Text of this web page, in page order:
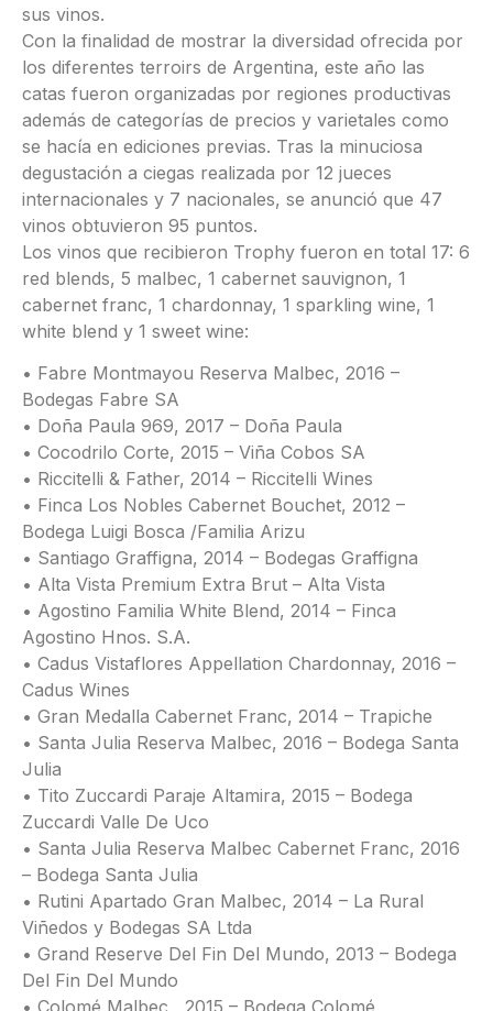
sus vinos.
Con la finalidad de mostrar la diversidad ofrecida por
los diferentes terroirs de Argentina, este año las
catas fueron organizadas por regiones productivas
además de categorías de precios y varietales como
se hacía en ediciones previas. Tras la minuciosa
degustación a ciegas realizada por 12 jueces
internacionales y 7 nacionales, se anunció que 47
vinos obtuvieron 95 puntos.
Los vinos que recibieron Trophy fueron en total 17: 6
red blends, 5 malbec, 1 cabernet sauvignon, 1
cabernet franc, 1 chardonnay, 1 sparkling wine, 1
white blend y 1 sweet wine:
• Fabre Montmayou Reserva Malbec, 2016 –
Bodegas Fabre SA
• Doña Paula 969, 2017 – Doña Paula
• Cocodrilo Corte, 2015 – Viña Cobos SA
• Riccitelli & Father, 2014 – Riccitelli Wines
• Finca Los Nobles Cabernet Bouchet, 2012 –
Bodega Luigi Bosca /Familia Arizu
• Santiago Graffigna, 2014 – Bodegas Graffigna
• Alta Vista Premium Extra Brut – Alta Vista
• Agostino Familia White Blend, 2014 – Finca
Agostino Hnos. S.A.
• Cadus Vistaflores Appellation Chardonnay, 2016 –
Cadus Wines
• Gran Medalla Cabernet Franc, 2014 – Trapiche
• Santa Julia Reserva Malbec, 2016 – Bodega Santa
Julia
• Tito Zuccardi Paraje Altamira, 2015 – Bodega
Zuccardi Valle De Uco
• Santa Julia Reserva Malbec Cabernet Franc, 2016
– Bodega Santa Julia
• Rutini Apartado Gran Malbec, 2014 – La Rural
Viñedos y Bodegas SA Ltda
• Grand Reserve Del Fin Del Mundo, 2013 – Bodega
Del Fin Del Mundo